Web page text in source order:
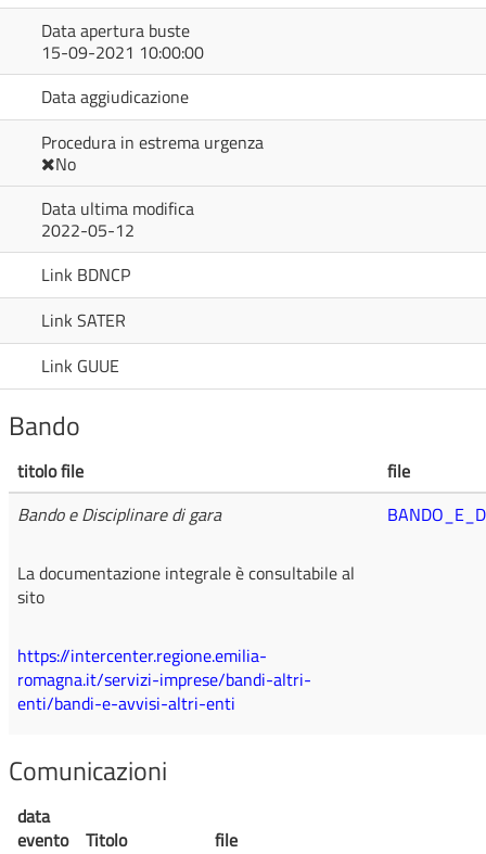
Data apertura buste
15-09-2021 10:00:00
Data aggiudicazione
Procedura in estrema urgenza
No
Data ultima modifica
2022-05-12
Link BDNCP
Link SATER
Link GUUE
Bando
titolo file
file
Bando e Disciplinare di gara
La documentazione integrale è consultabile al
sito
https://intercenter.regione.emilia-
romagna.it/servizi-imprese/bandi-altri-
enti/bandi-e-avvisi-altri-enti
Comunicazioni
data
evento
Titolo
file